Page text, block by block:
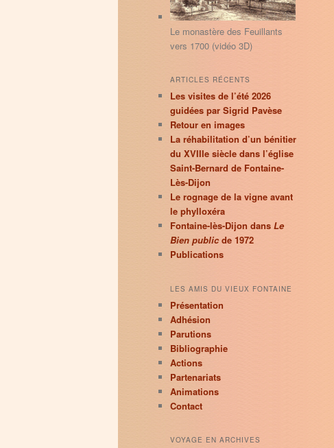
e
Le monastère des Feuillants
vers 1700 (vidéo 3D)
ARTICLES RÉCENTS
Les visites de l’été 2026
guidées par Sigrid Pavèse
Retour en images
La réhabilitation d’un bénitier
du XVIIIe siècle dans l’église
Saint-Bernard de Fontaine-
Lès-Dijon
Le rognage de la vigne avant
le phylloxéra
Fontaine-lès-Dijon dans Le
Bien publicde 1972
Publications
LES AMIS DU VIEUX FONTAINE
Présentation
Adhésion
Parutions
Bibliographie
Actions
Partenariats
Animations
Contact
VOYAGE EN ARCHIVES